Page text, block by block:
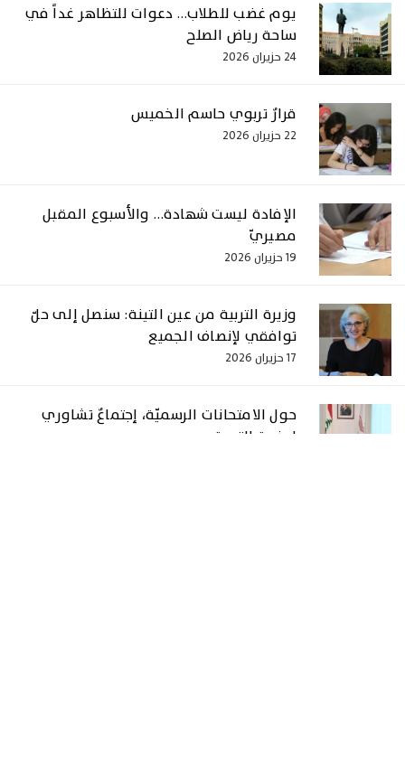
يوم غضب للطلاب… دعوات للتظاهر غداً في
ساحة رياض الصلح
24 حزيران 2026
قرارٌ تربوي حاسم الخميس
22 حزيران 2026
الإفادة ليست شهادة… والأسبوع المقبل
مصيريّ
19 حزيران 2026
وزيرة التربية من عين التينة: سنصل إلى حلّ
توافقي لإنصاف الجميع
17 حزيران 2026
حول الامتحانات الرسميّة، إجتماعٌ تشاوري
لوزيرة التربية